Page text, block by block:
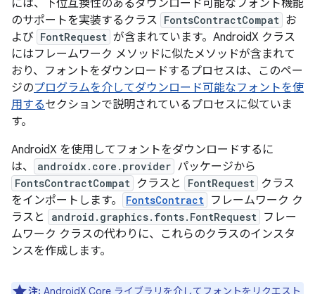
には、下位互換性のあるダウンロード可能なフォント機能
のサポートを実装するクラス FontsContractCompat お
よび FontRequest が含まれています。AndroidX クラス
にはフレームワーク メソッドに似たメソッドが含まれて
おり、フォントをダウンロードするプロセスは、このペー
ジのプログラムを介してダウンロード可能なフォントを使
用するセクションで説明されているプロセスに似ていま
す。
AndroidX を使用してフォントをダウンロードするに
は、
androidx.core.provider パッケージから
FontsContractCompat クラスと FontRequest クラス
をインポートします。
FontsContract フレームワーク ク
ラスと
android.graphics.fonts.FontRequest フレー
ムワーク クラスの代わりに、これらのクラスのインスタ
ンスを作成します。
注: AndroidX Core ライブラリを介してフォントをリクエスト